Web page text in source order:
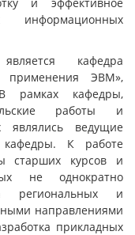
информационных
кафедра
применения ЭВМ»,
рамках кафедры,
работы и
являлись ведущие
кафедры. К работе
старших курсов и
не однократно
региональных и
направлениями
прикладных